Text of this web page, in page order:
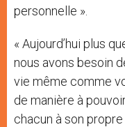
personnelle ».
« Aujourd’hui plus
nous avons besoin
vie même comme
de manière à
chacun à son propre